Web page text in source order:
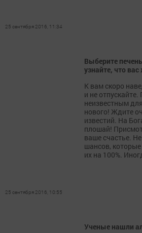
25 сентября 2016, 11:34
Выберите
узнайте, что
К вам скоро
и не
неизвестным
нового! Ждите
известий. На
плошай!
ваше счастье.
шансов,
их на 100%.
25 сентября 2016, 10:55
Ученые нашли